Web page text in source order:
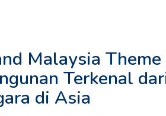
Malaysia Theme
Terkenal
di Asia